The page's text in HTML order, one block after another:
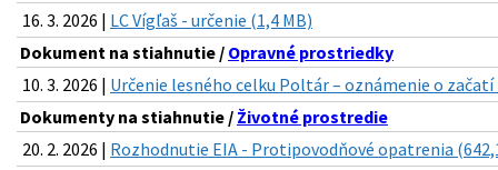
16. 3. 2026 | LC Vígľaš - určenie (1,4 MB)
Dokument na stiahnutie / Opravné prostriedky
10. 3. 2026 | Určenie lesného celku Poltár – oznámenie o začatí
Dokumenty na stiahnutie / Životné prostredie
20. 2. 2026 | Rozhodnutie EIA - Protipovodňové opatrenia